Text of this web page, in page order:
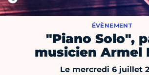
ÉVÈNEMENT
"Piano Solo",
musicien Armel
Le mercredi 6 juillet